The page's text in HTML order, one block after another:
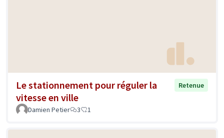
Le stationnement pour réguler la
vitesse en ville
Retenue
Damien Petier 3 1